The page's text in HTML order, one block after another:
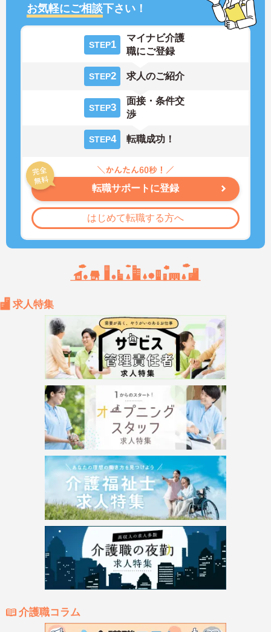
お気軽にご相談下さい！
STEP1
マイナビ介護
職にご登録
STEP2 求人のご紹介
STEP3
面接・条件交
渉
STEP4 転職成功！
転職サポートに登録
はじめて転職する方へ
求人特集
介護職コラム